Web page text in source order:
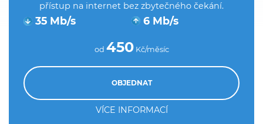
přístup na internet bez zbytečného čekání.
35 Mb/s 6 Mb/s
od 450Kč/měsíc
OBJEDNAT
VÍCE INFORMACÍ